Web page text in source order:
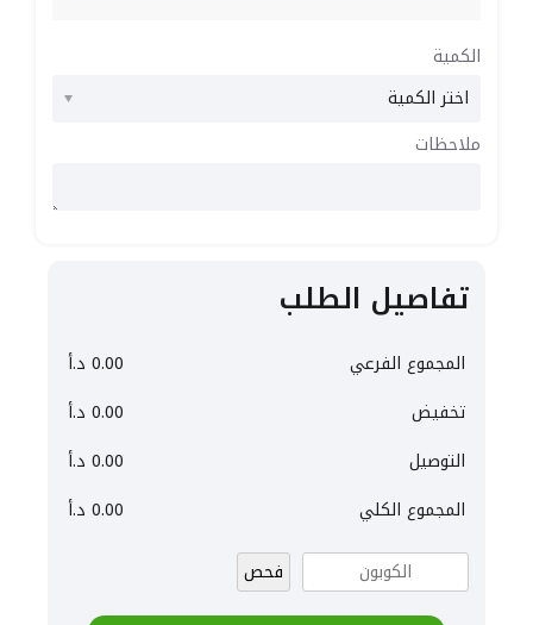
الكمية
ملاحظات
تفاصيل الطلب
المجموع الفرعي 0.00 د.أ
تخفيض
0.00 د.أ
التوصيل
0.00 د.أ
المجموع الكلي
0.00 د.أ
فحص